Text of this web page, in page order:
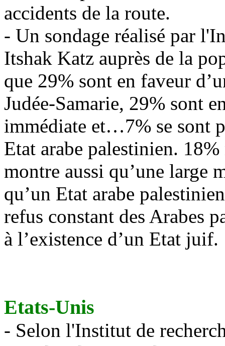
accidents de la route.
- Un sondage réalisé par l'
Itshak Katz auprès de la
que 29% sont en faveur
Judée-Samarie, 29% sont
immédiate et…7% se sont
Etat arabe palestinien.
montre aussi qu’une large
qu’un Etat arabe
refus constant des Arabes
à l’existence d’un Etat juif.
Etats-Unis
- Selon l'Institut de